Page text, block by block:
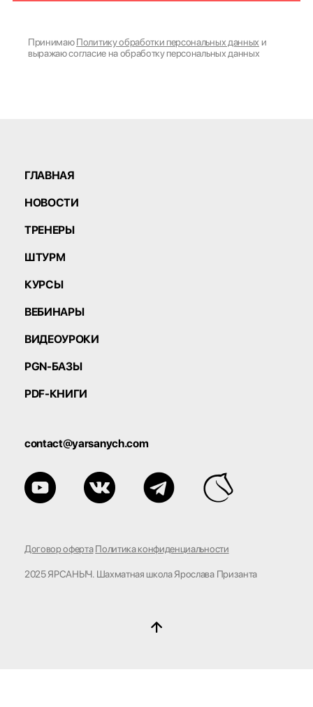
ПринимаюПолитику обработки персональных данных и
выражаю согласие на обработку персональных данных
ГЛАВНАЯ
НОВОСТИ
ТРЕНЕРЫ
ШТУРМ
КУРСЫ
ВЕБИНАРЫ
ВИДЕОУРОКИ
PGN-БАЗЫ
PDF-КНИГИ
contact@yarsanych.com
Договор оферта Политика конфиденциальности
2025 ЯРСАНЫЧ. Шахматная школа Ярослава Призанта